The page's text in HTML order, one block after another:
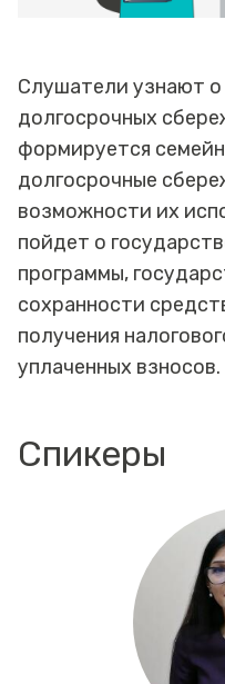
Слушатели узнают о
долгосрочных
формируется
долгосрочные
возможности их
пойдет о
программы,
сохранности
получения
уплаченных взносов.
Спикеры